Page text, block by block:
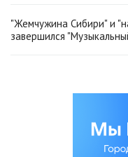
"Жемчужина Сибири" и
завершился